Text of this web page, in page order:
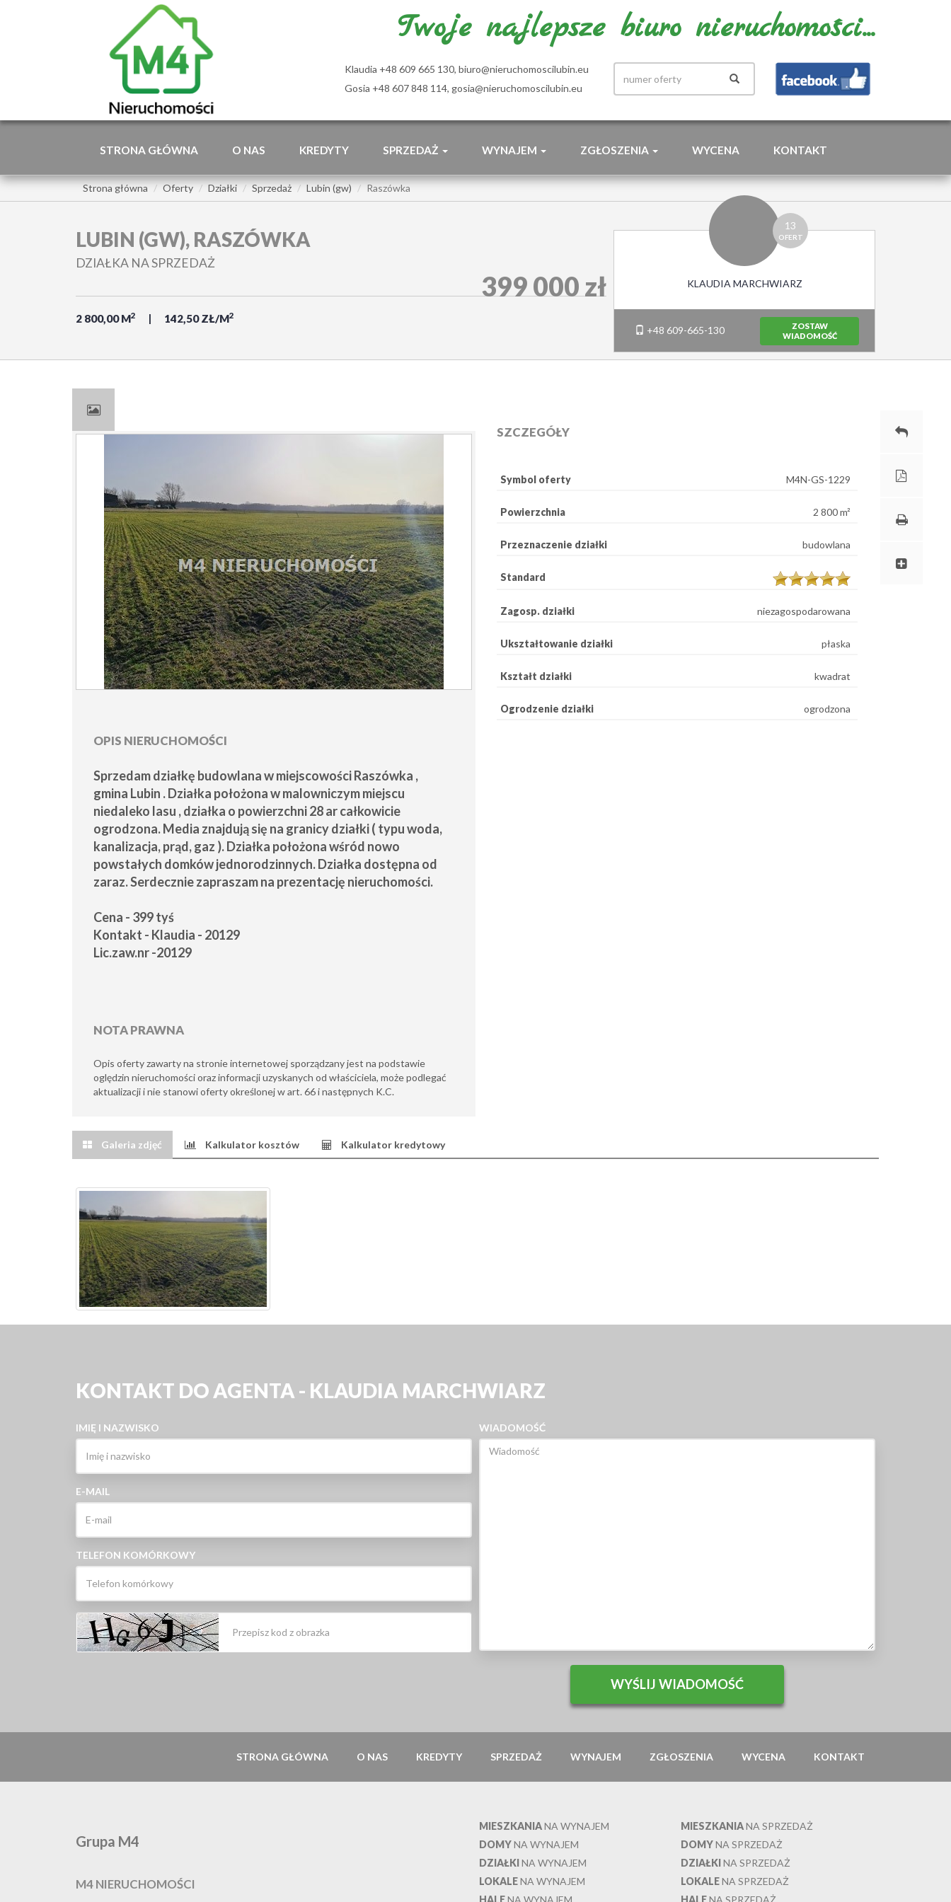
Twoje najlepsze biuro nieruchomości...
Klaudia +48 609 665 130, biuro@nieruchomoscilubin.eu
Gosia +48 607 848 114, gosia@nieruchomoscilubin.eu
STRONA GŁÓWNA O NAS KREDYTY SPRZEDAŻ WYNAJEM ZGŁOSZENIA WYCENA KONTAKT
Strona główna Oferty Działki Sprzedaż Lubin (gw) Raszówka
LUBIN (GW), RASZÓWKA
DZIAŁKA NA SPRZEDAŻ
2 800,00 M2 142,50 ZŁ/M2
399 000 zł
13
OFERT
KLAUDIA MARCHWIARZ
+48 609-665-130
ZOSTAW
WIADOMOŚĆ
OPIS NIERUCHOMOŚCI
Sprzedam działkę budowlana w miejscowości Raszówka ,
gmina Lubin . Działka położona w malowniczym miejscu
niedaleko lasu , działka o powierzchni 28 ar całkowicie
ogrodzona. Media znajdują się na granicy działki ( typu woda,
kanalizacja, prąd, gaz ). Działka położona wśród nowo
powstałych domków jednorodzinnych. Działka dostępna od
zaraz. Serdecznie zapraszam na prezentację nieruchomości.
Cena - 399 tyś
Kontakt - Klaudia - 20129
Lic.zaw.nr -20129
NOTA PRAWNA
Opis oferty zawarty na stronie internetowej sporządzany jest na podstawie
oględzin nieruchomości oraz informacji uzyskanych od właściciela, może podlegać
aktualizacji i nie stanowi oferty określonej w art. 66 i następnych K.C.
SZCZEGÓŁY
Symbol oferty M4N-GS-1229
Powierzchnia 2 800 m²
Przeznaczenie działki budowlana
Standard
Zagosp. działki niezagospodarowana
Ukształtowanie działki płaska
Kształt działki kwadrat
Ogrodzenie działki ogrodzona
Galeria zdjęć Kalkulator kosztów Kalkulator kredytowy
KONTAKT DO AGENTA - KLAUDIA MARCHWIARZ
IMIĘ I NAZWISKO
E-MAIL
TELEFON KOMÓRKOWY
WIADOMOŚĆ
STRONA GŁÓWNA O NAS KREDYTY SPRZEDAŻ WYNAJEM ZGŁOSZENIA WYCENA KONTAKT
Grupa M4
M4 NIERUCHOMOŚCI
MIESZKANIANA WYNAJEM
DOMYNA WYNAJEM
DZIAŁKINA WYNAJEM
LOKALENA WYNAJEM
HALENA WYNAJEM
MIESZKANIANA SPRZEDAŻ
DOMYNA SPRZEDAŻ
DZIAŁKINA SPRZEDAŻ
LOKALENA SPRZEDAŻ
HALENA SPRZEDAŻ